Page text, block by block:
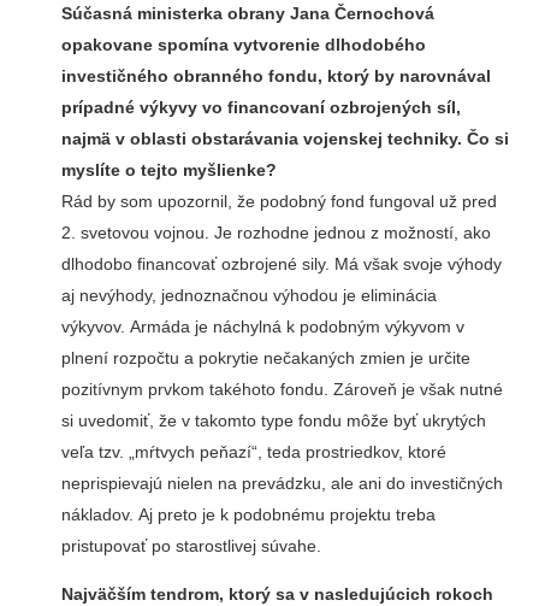
Súčasná ministerka obrany Jana Černochová
opakovane spomína vytvorenie dlhodobého
investičného obranného fondu, ktorý by narovnával
prípadné výkyvy vo financovaní ozbrojených síl,
najmä v oblasti obstarávania vojenskej techniky. Čo si
myslíte o tejto myšlienke?
Rád by som upozornil, že podobný fond fungoval už pred
2. svetovou vojnou. Je rozhodne jednou z možností, ako
dlhodobo financovať ozbrojené sily. Má však svoje výhody
aj nevýhody, jednoznačnou výhodou je eliminácia
výkyvov. Armáda je náchylná k podobným výkyvom v
plnení rozpočtu a pokrytie nečakaných zmien je určite
pozitívnym prvkom takéhoto fondu. Zároveň je však nutné
si uvedomiť, že v takomto type fondu môže byť ukrytých
veľa tzv. „mŕtvych peňazí“, teda prostriedkov, ktoré
neprispievajú nielen na prevádzku, ale ani do investičných
nákladov. Aj preto je k podobnému projektu treba
pristupovať po starostlivej súvahe.
Najväčším tendrom, ktorý sa v nasledujúcich rokoch